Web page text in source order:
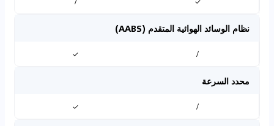
نظام الوسائد الهوائية المتقدم (AABS)
/
✓
محدد السرعة
/
✓